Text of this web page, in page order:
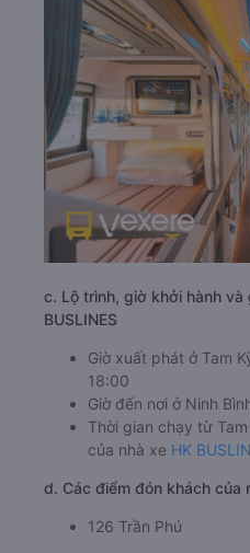
c. Lộ trình, giờ khởi hành
BUSLINES
Giờ xuất phát ở Tam
18:00
Giờ đến nơi ở Ninh
Thời gian chạy từ
của nhà xe HK
d. Các điểm đón khách của
126 Trần Phú